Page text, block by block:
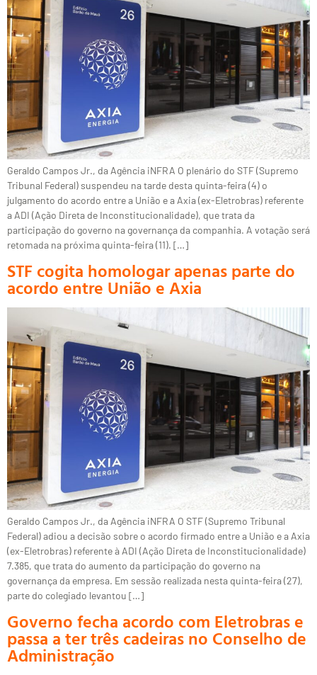
Geraldo Campos Jr., da Agência iNFRA O plenário do STF (Supremo
Tribunal Federal) suspendeu na tarde desta quinta-feira (4) o
julgamento do acordo entre a União e a Axia (ex-Eletrobras) referente
a ADI (Ação Direta de Inconstitucionalidade), que trata da
participação do governo na governança da companhia. A votação será
retomada na próxima quinta-feira (11). […]
STF cogita homologar apenas parte do
acordo entre União e Axia
Geraldo Campos Jr., da Agência iNFRA O STF (Supremo Tribunal
Federal) adiou a decisão sobre o acordo firmado entre a União e a Axia
(ex-Eletrobras) referente à ADI (Ação Direta de Inconstitucionalidade)
7.385, que trata do aumento da participação do governo na
governança da empresa. Em sessão realizada nesta quinta-feira (27),
parte do colegiado levantou […]
Governo fecha acordo com Eletrobras e
passa a ter três cadeiras no Conselho de
Administração